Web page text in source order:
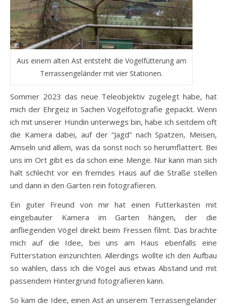
Aus einem alten Ast entsteht die Vogelfütterung am
Terrassengeländer mit vier Stationen.
Sommer 2023 das neue Teleobjektiv zugelegt habe, hat
mich der Ehrgeiz in Sachen Vogelfotografie gepackt. Wenn
ich mit unserer Hündin unterwegs bin, habe ich seitdem oft
die Kamera dabei, auf der “Jagd” nach Spatzen, Meisen,
Amseln und allem, was da sonst noch so herumflattert. Bei
uns im Ort gibt es da schon eine Menge. Nur kann man sich
halt schlecht vor ein fremdes Haus auf die Straße stellen
und dann in den Garten rein fotografieren.
Ein guter Freund von mir hat einen Futterkasten mit
eingebauter Kamera im Garten hängen, der die
anfliegenden Vögel direkt beim Fressen filmt. Das brachte
mich auf die Idee, bei uns am Haus ebenfalls eine
Futterstation einzurichten. Allerdings wollte ich den Aufbau
so wählen, dass ich die Vögel aus etwas Abstand und mit
passendem Hintergrund fotografieren kann.
So kam die Idee, einen Ast an unserem Terrassengeländer